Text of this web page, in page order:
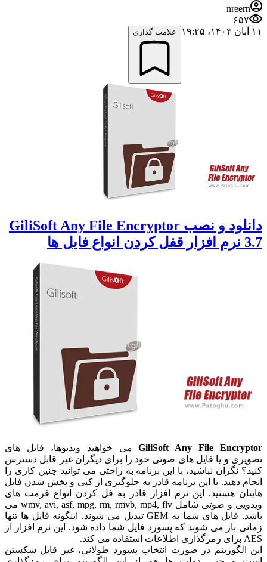
nreern
۶۵۷
۱۱ آبان ۱۴۰۳،‏ ۱۹:۲۵
علامت گذاری
دانلود و نصب GiliSoft Any File Encryptor
3.7 نرم افزار قفل کردن انواع فایل ها
GiliSoft Any File Encryptor
می خواهید ویدیوها، فایل های
تصویری و یا فایل های صوتی خود را برای دیگران غیر قابل دسترس
کنید؟ نگران نباشید، با این برنامه به راحتی می توانید چنین کاری را
انجام دهید. با این برنامه قادر به جلوگیری از کپی و پخش شدن فایل
هایتان هستید. این نرم افزار قادر به فل کردن انواع فرمت های
ویدویی و صوتی شامل wmv, avi, asf, mpg, rm, rmvb, mp4, flv می
باشد. فایل های شما به GEM تبدیل می شوند. اینگونه فایل ها تنها
زمانی باز می شوند که پسورد فایل شما داده شود. این نرم افزار از
AES برای رمزگذاری اطلاعات استفاده می کند.
این الگوریتم در صورت انتخاب پسورد طولانی، غیر قابل شکستن